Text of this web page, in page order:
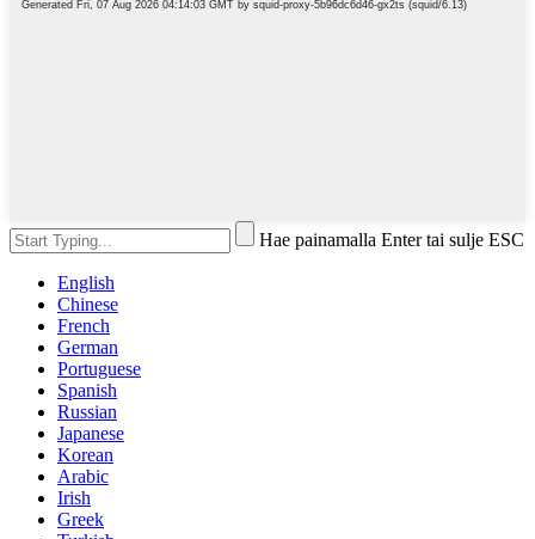
Hae painamalla Enter tai sulje ESC
English
Chinese
French
German
Portuguese
Spanish
Russian
Japanese
Korean
Arabic
Irish
Greek